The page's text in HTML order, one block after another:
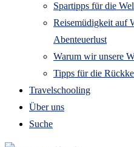
Spartipps für die
Reisemüdigkeit auf
Abenteuerlust
Warum wir unsere
Tipps für die
Travelschooling
Über uns
Suche